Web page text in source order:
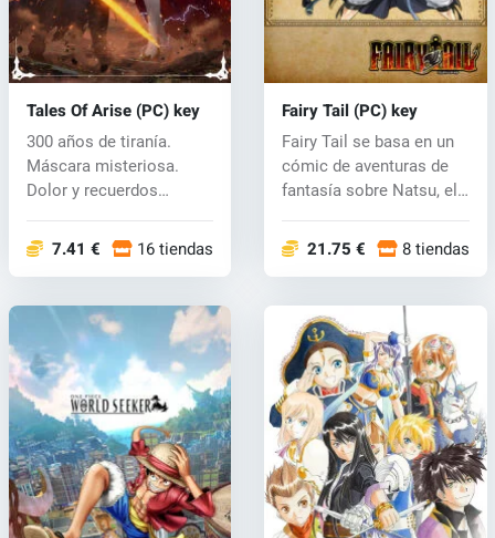
Tales Of Arise (PC) key
300 años de tiranía.
Máscara misteriosa.
Dolor y recuerdos
7.41 € 16 tiendas
Fairy Tail (PC) key
Fairy Tail se basa en un
cómic de aventuras de
fantasía sobre Natsu, el
21.75 € 8 tiendas